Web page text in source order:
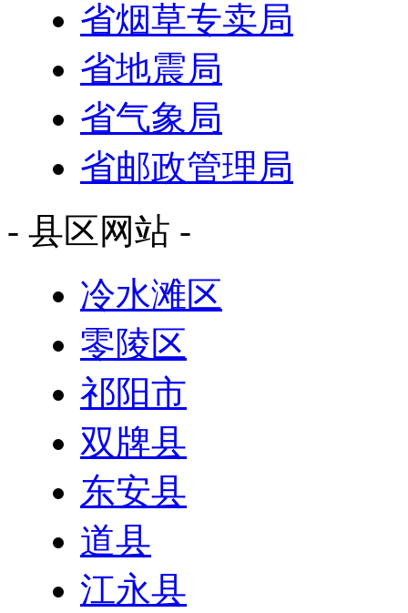
省烟草专卖局
省地震局
省气象局
省邮政管理局
- 县区网站 -
冷水滩区
零陵区
祁阳市
双牌县
东安县
道县
江永县